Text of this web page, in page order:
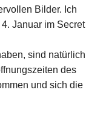
Bilder. Ich
Januar im Secret
sind natürlich
des
und sich die